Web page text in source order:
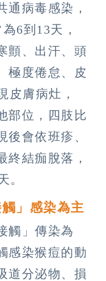
通病毒感染，
6到13天，
顫、出汗、頭
極度倦怠、皮
皮膚病灶，
部位，四肢比
後會依班疹、
終結痂脫落，
。
」感染為主
觸」傳染為
感染猴痘的動
道分泌物、損